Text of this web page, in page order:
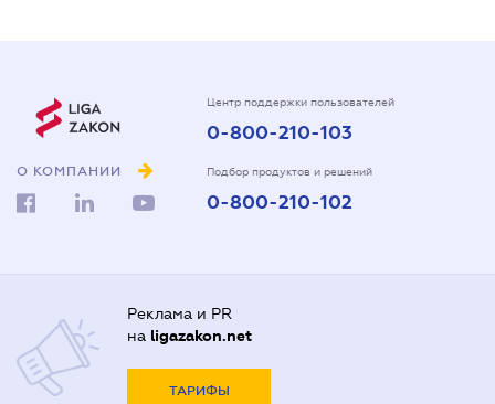
О КОМПАНИИ
Центр поддержки пользователей
0-800-210-103
Подбор продуктов и решений
0-800-210-102
Реклама и PR
на ligazakon.net
ТАРИФЫ